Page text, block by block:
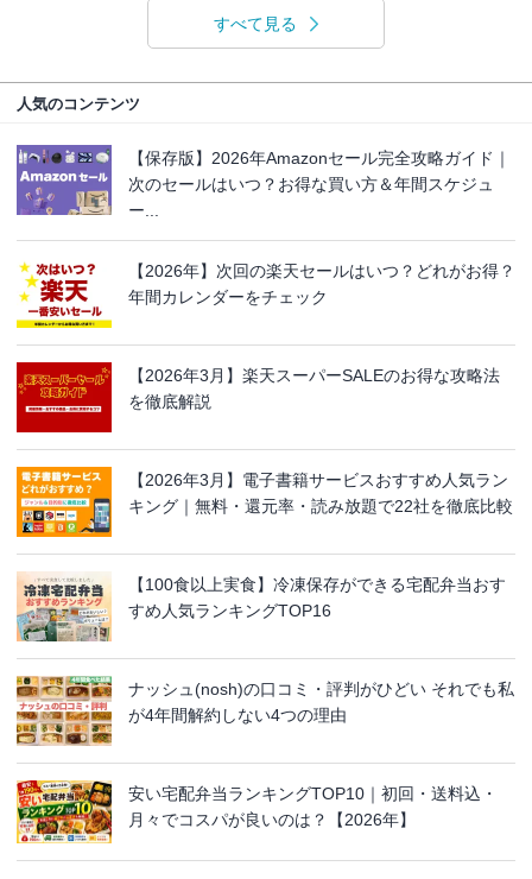
すべて見る
人気のコンテンツ
【保存版】2026年Amazonセール完全攻略ガイド｜
次のセールはいつ？お得な買い方＆年間スケジュ
ー...
【2026年】次回の楽天セールはいつ？どれがお得？
年間カレンダーをチェック
【2026年3月】楽天スーパーSALEのお得な攻略法
を徹底解説
【2026年3月】電子書籍サービスおすすめ人気ラン
キング｜無料・還元率・読み放題で22社を徹底比較
【100食以上実食】冷凍保存ができる宅配弁当おす
すめ人気ランキングTOP16
ナッシュ(nosh)の口コミ・評判がひどい それでも私
が4年間解約しない4つの理由
安い宅配弁当ランキングTOP10｜初回・送料込・
月々でコスパが良いのは？【2026年】